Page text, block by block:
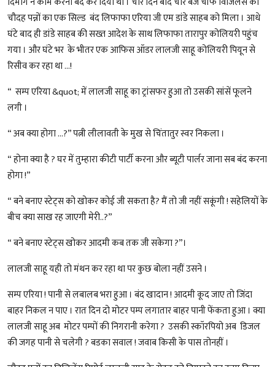
चौदह पन्नों का एक सिल्ड बंद लिफाफा एरिया जी एम डांडे साहब को मिला । आधे
घंटे बाद ही डांडे साहब की सख्त आदेश के साथ लिफाफा तारापुर कोलियरी पहुंच
गया । और घंटे भर के भीतर एक आफिस ऑडर लालजी साहू कोलियरी पियून से
रिसीव कर रहा था ...!
“ सम्प एरिया &quot; में लालजी साहू का ट्रांसफर हुआ तो उसकी सांसें फूलने
लगी ।
“ अब क्या होगा …?” पत्नी लीलावती के मुख से चिंतातुर स्वर निकला ।
“ होना क्या है ? घर में तुम्हारा कीटी पार्टी करना और ब्यूटी पार्लर जाना सब बंद करना
होगा !”
“ बने बनाए स्टेट्स को खोकर कोई जी सकता है? मैं तो जी नहीं सकूंगी ! सहेलियों के
बीच क्या साख रह जाएगी मेरी..?”
“ बने बनाए स्टेट्स खोकर आदमी कब तक जी सकेगा ?”।
लालजी साहू यही तो मंथन कर रहा था पर कुछ बोला नहीं उसने ।
सम्प एरिया ! पानी से लबालब भरा हुआ । बंद खादान ! आदमी कूद जाए तो जिंदा
बाहर निकल न पाए । रात दिन दो मोटर पम्प लगातार बाहर पानी फेंकता हुआ । क्या
लालजी साहू अब मोटर पम्पों की निगरानी करेगा ? उसकी स्कॉरपियो अब डिजल
की जगह पानी से चलेगी ? बडका सवाल ! जवाब किसी के पास तोनहीं ।